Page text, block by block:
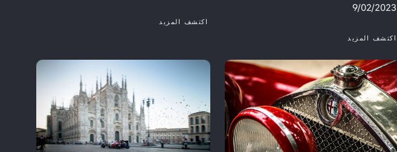
9/02/2023
اكتشف المزيد
اكتشف المزيد